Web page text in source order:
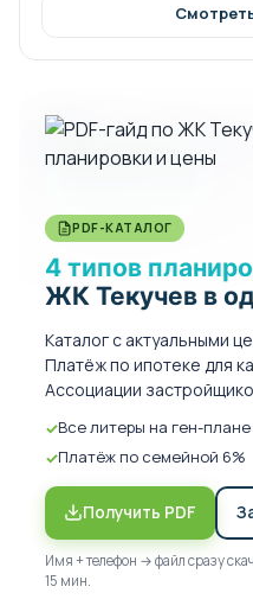
PDF-КАТАЛОГ
4 типов
ЖК Текучев в
Каталог с актуальными
Платёж по ипотеке для
Ассоциации
Все литеры на ген-плане
Платёж по семейной 6%
Получить PDF
Имя + телефон → файл сразу
15 мин.